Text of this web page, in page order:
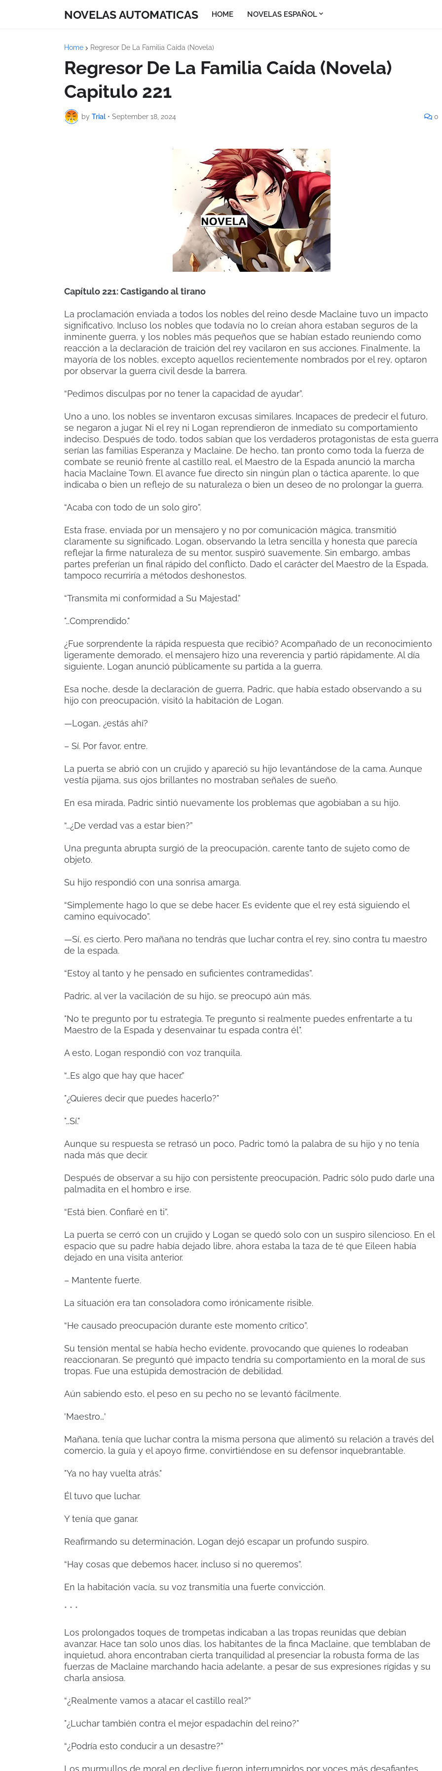
NOVELAS AUTOMATICAS HOME NOVELAS ESPAÑOL
Home Regresor De La Familia Caída (Novela)
Regresor De La Familia Caída (Novela)
Capitulo 221
by Trial • September 18, 2024 0
Capítulo 221: Castigando al tirano
La proclamación enviada a todos los nobles del reino desde Maclaine tuvo un impacto
significativo. Incluso los nobles que todavía no lo creían ahora estaban seguros de la
inminente guerra, y los nobles más pequeños que se habían estado reuniendo como
reacción a la declaración de traición del rey vacilaron en sus acciones. Finalmente, la
mayoría de los nobles, excepto aquellos recientemente nombrados por el rey, optaron
por observar la guerra civil desde la barrera.
“Pedimos disculpas por no tener la capacidad de ayudar”.
Uno a uno, los nobles se inventaron excusas similares. Incapaces de predecir el futuro,
se negaron a jugar. Ni el rey ni Logan reprendieron de inmediato su comportamiento
indeciso. Después de todo, todos sabían que los verdaderos protagonistas de esta guerra
serían las familias Esperanza y Maclaine. De hecho, tan pronto como toda la fuerza de
combate se reunió frente al castillo real, el Maestro de la Espada anunció la marcha
hacia Maclaine Town. El avance fue directo sin ningún plan o táctica aparente, lo que
indicaba o bien un reflejo de su naturaleza o bien un deseo de no prolongar la guerra.
“Acaba con todo de un solo giro”.
Esta frase, enviada por un mensajero y no por comunicación mágica, transmitió
claramente su significado. Logan, observando la letra sencilla y honesta que parecía
reflejar la firme naturaleza de su mentor, suspiró suavemente. Sin embargo, ambas
partes preferían un final rápido del conflicto. Dado el carácter del Maestro de la Espada,
tampoco recurriría a métodos deshonestos.
“Transmita mi conformidad a Su Majestad.”
"…Comprendido."
¿Fue sorprendente la rápida respuesta que recibió? Acompañado de un reconocimiento
ligeramente demorado, el mensajero hizo una reverencia y partió rápidamente. Al día
siguiente, Logan anunció públicamente su partida a la guerra.
Esa noche, desde la declaración de guerra, Padric, que había estado observando a su
hijo con preocupación, visitó la habitación de Logan.
—Logan, ¿estás ahí?
– Sí. Por favor, entre.
La puerta se abrió con un crujido y apareció su hijo levantándose de la cama. Aunque
vestía pijama, sus ojos brillantes no mostraban señales de sueño.
En esa mirada, Padric sintió nuevamente los problemas que agobiaban a su hijo.
“…¿De verdad vas a estar bien?”
Una pregunta abrupta surgió de la preocupación, carente tanto de sujeto como de
objeto.
Su hijo respondió con una sonrisa amarga.
“Simplemente hago lo que se debe hacer. Es evidente que el rey está siguiendo el
camino equivocado”.
—Sí, es cierto. Pero mañana no tendrás que luchar contra el rey, sino contra tu maestro
de la espada.
“Estoy al tanto y he pensado en suficientes contramedidas”.
Padric, al ver la vacilación de su hijo, se preocupó aún más.
"No te pregunto por tu estrategia. Te pregunto si realmente puedes enfrentarte a tu
Maestro de la Espada y desenvainar tu espada contra él".
A esto, Logan respondió con voz tranquila.
“…Es algo que hay que hacer.”
"¿Quieres decir que puedes hacerlo?"
"…Sí."
Aunque su respuesta se retrasó un poco, Padric tomó la palabra de su hijo y no tenía
nada más que decir.
Después de observar a su hijo con persistente preocupación, Padric sólo pudo darle una
palmadita en el hombro e irse.
“Está bien. Confiaré en ti”.
La puerta se cerró con un crujido y Logan se quedó solo con un suspiro silencioso. En el
espacio que su padre había dejado libre, ahora estaba la taza de té que Eileen había
dejado en una visita anterior.
– Mantente fuerte.
La situación era tan consoladora como irónicamente risible.
“He causado preocupación durante este momento crítico”.
Su tensión mental se había hecho evidente, provocando que quienes lo rodeaban
reaccionaran. Se preguntó qué impacto tendría su comportamiento en la moral de sus
tropas. Fue una estúpida demostración de debilidad.
Aún sabiendo esto, el peso en su pecho no se levantó fácilmente.
'Maestro…'
Mañana, tenía que luchar contra la misma persona que alimentó su relación a través del
comercio, la guía y el apoyo firme, convirtiéndose en su defensor inquebrantable.
"Ya no hay vuelta atrás."
Él tuvo que luchar.
Y tenía que ganar.
Reafirmando su determinación, Logan dejó escapar un profundo suspiro.
“Hay cosas que debemos hacer, incluso si no queremos”.
En la habitación vacía, su voz transmitía una fuerte convicción.
* * *
Los prolongados toques de trompetas indicaban a las tropas reunidas que debían
avanzar. Hace tan solo unos días, los habitantes de la finca Maclaine, que temblaban de
inquietud, ahora encontraban cierta tranquilidad al presenciar la robusta forma de las
fuerzas de Maclaine marchando hacia adelante, a pesar de sus expresiones rígidas y su
charla ansiosa.
“¿Realmente vamos a atacar el castillo real?”
"¿Luchar también contra el mejor espadachín del reino?"
“¿Podría esto conducir a un desastre?”
Los murmullos de moral en declive fueron interrumpidos por voces más desafiantes.